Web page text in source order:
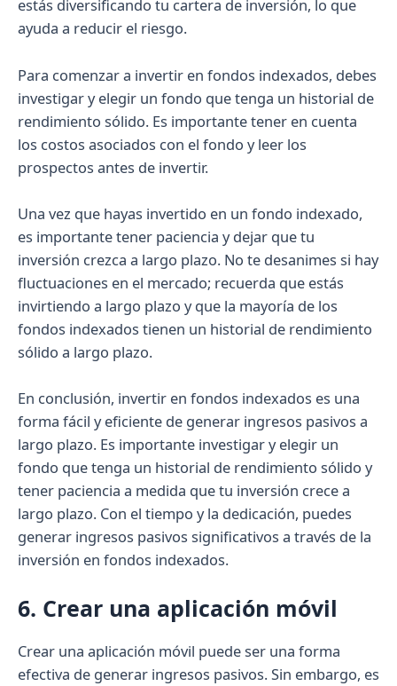
estás diversificando tu cartera de inversión, lo que
ayuda a reducir el riesgo.
Para comenzar a invertir en fondos indexados, debes
investigar y elegir un fondo que tenga un historial de
rendimiento sólido. Es importante tener en cuenta
los costos asociados con el fondo y leer los
prospectos antes de invertir.
Una vez que hayas invertido en un fondo indexado,
es importante tener paciencia y dejar que tu
inversión crezca a largo plazo. No te desanimes si hay
fluctuaciones en el mercado; recuerda que estás
invirtiendo a largo plazo y que la mayoría de los
fondos indexados tienen un historial de rendimiento
sólido a largo plazo.
En conclusión, invertir en fondos indexados es una
forma fácil y eficiente de generar ingresos pasivos a
largo plazo. Es importante investigar y elegir un
fondo que tenga un historial de rendimiento sólido y
tener paciencia a medida que tu inversión crece a
largo plazo. Con el tiempo y la dedicación, puedes
generar ingresos pasivos significativos a través de la
inversión en fondos indexados.
6. Crear una aplicación móvil
Crear una aplicación móvil puede ser una forma
efectiva de generar ingresos pasivos. Sin embargo, es